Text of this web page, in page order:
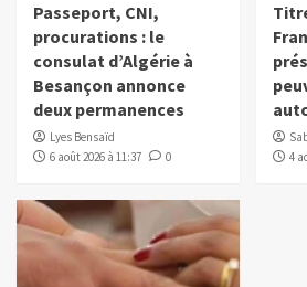
Passeport, CNI,
procurations : le
consulat d’Algérie à
Besançon annonce
deux permanences
Lyes Bensaïd
6 août 2026 à 11:37
0
4